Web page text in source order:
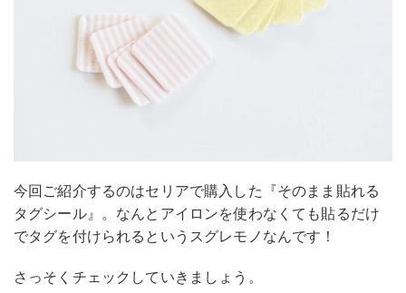
今回ご紹介するのはセリアで購入した『そのまま貼れる
タグシール』。なんとアイロンを使わなくても貼るだけ
でタグを付けられるというスグレモノなんです！
さっそくチェックしていきましょう。